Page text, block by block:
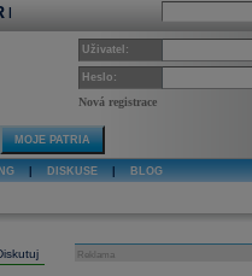
|
Uživatel:
Heslo:
Nová registrace
MOJE PATRIA
DISKUSE BLOG
Reklama